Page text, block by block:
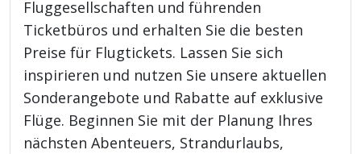
Fluggesellschaften und führenden
Ticketbüros und erhalten Sie die besten
Preise für Flugtickets. Lassen Sie sich
inspirieren und nutzen Sie unsere aktuellen
Sonderangebote und Rabatte auf exklusive
Flüge. Beginnen Sie mit der Planung Ihres
nächsten Abenteuers, Strandurlaubs,